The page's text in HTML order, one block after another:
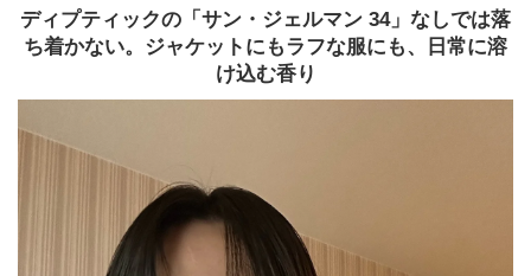
ディプティックの「サン・ジェルマン 34」なしでは落
ち着かない。ジャケットにもラフな服にも、日常に溶
け込む香り